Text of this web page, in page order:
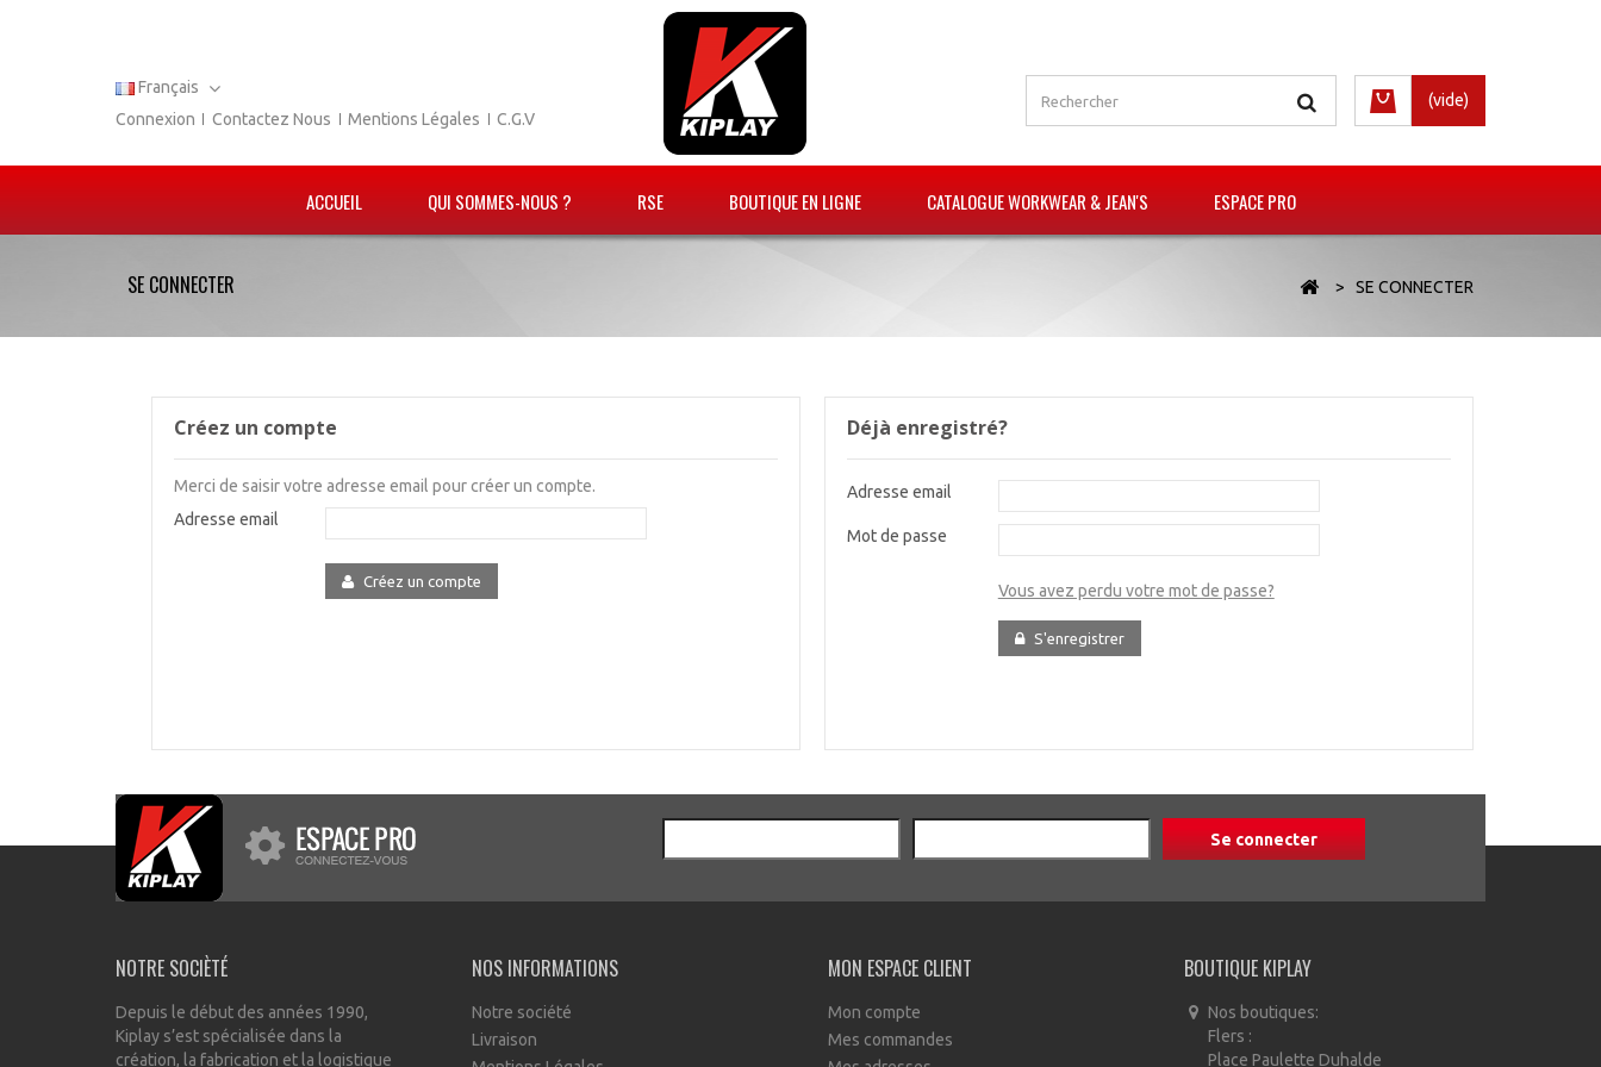
Français
Connexion
Contactez Nous Mentions Légales C.G.V
(vide)
ACCUEIL QUI SOMMES-NOUS ? RSE BOUTIQUE EN LIGNE CATALOGUE WORKWEAR & JEAN'S ESPACE PRO
SE CONNECTER > SE CONNECTER
Créez un compte
Merci de saisir votre adresse email pour créer un compte.
Adresse email
Créez un compte
Déjà enregistré?
Adresse email
Mot de passe
Vous avez perdu votre mot de passe?
S'enregistrer
NOTRE SOCIÈTÉ
Depuis le début des années 1990,
Kiplay s’est spécialisée dans la
création, la fabrication et la logistique
NOS INFORMATIONS
Notre société
Livraison
MON ESPACE CLIENT
Mon compte
Mes commandes
BOUTIQUE KIPLAY
Nos boutiques:
Flers :
Place Paulette Duhalde